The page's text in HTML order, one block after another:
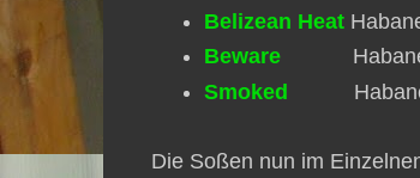
Belizean Heat
Beware Habanero
Smoked
Die Soßen nun im